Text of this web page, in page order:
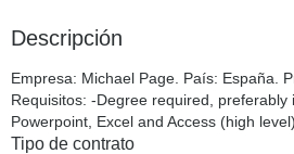
Descripción
Empresa: Michael Page. País: España.
Requisitos: -Degree required, preferably
Powerpoint, Excel and Access (high level)
Tipo de contrato